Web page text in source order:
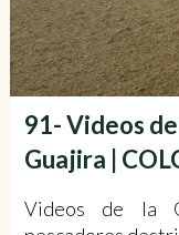
91- Videos
Guajira |
Videos de la